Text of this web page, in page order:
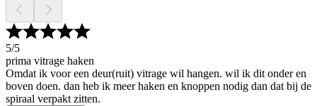
5/5
prima vitrage haken
Omdat ik voor een deur(ruit) vitrage wil hangen. wil ik dit onder en
boven doen. dan heb ik meer haken en knoppen nodig dan dat bij de
spiraal verpakt zitten.